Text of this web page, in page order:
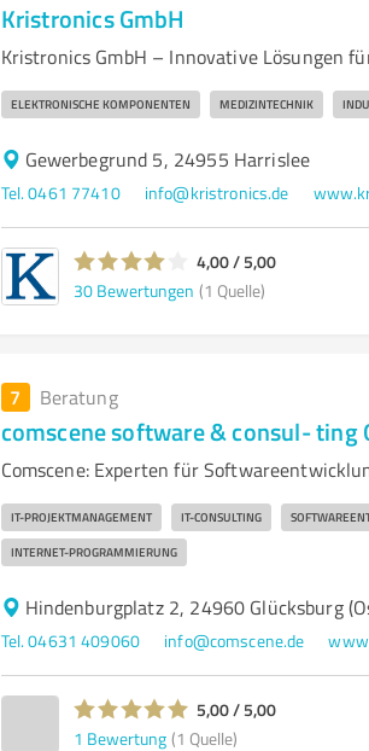
Kristronics GmbH
Kristronics GmbH – Innovative Lösungen
ELEKTRONISCHE KOMPONENTEN MEDIZINTECHNIK
Gewerbegrund 5, 24955 Harrislee
Tel. 0461 77410 info@kristronics.de
4,00 / 5,00
30 Bewertungen (1 Quelle)
7 Beratung
comscene software & consul- ting
Comscene: Experten für
IT-PROJEKTMANAGEMENT IT-CONSULTING
INTERNET-PROGRAMMIERUNG
Hindenburgplatz 2, 24960 Glücksburg
Tel. 04631 409060 info@comscene.de
5,00 / 5,00
1 Bewertung (1 Quelle)